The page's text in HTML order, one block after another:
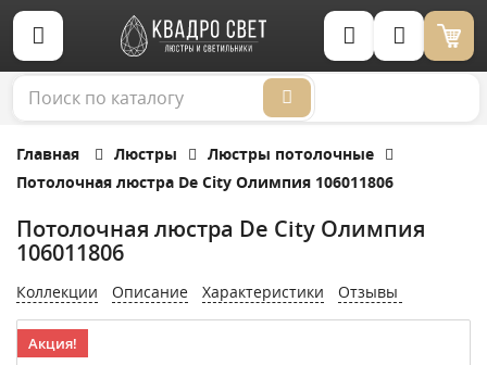
Корзина (0)
Главная Люстры
Люстры потолочные
Потолочная люстра De City Олимпия 106011806
Потолочная люстра De City Олимпия
106011806
Коллекции Описание Характеристики Отзывы
Акция!